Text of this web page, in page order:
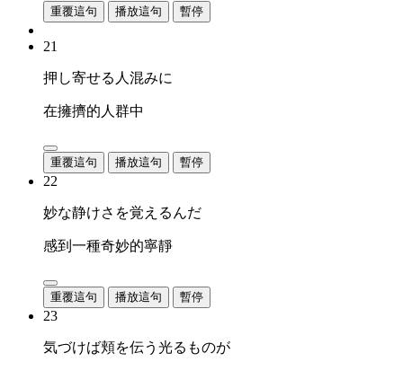
重覆這句 播放這句 暫停
21
押し寄せる人混みに
在擁擠的人群中
重覆這句 播放這句 暫停
22
妙な静けさを覚えるんだ
感到一種奇妙的寧靜
重覆這句 播放這句 暫停
23
気づけば頬を伝う光るものが